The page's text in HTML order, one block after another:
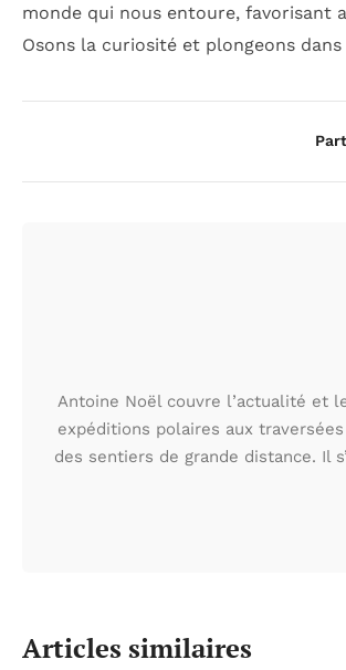
monde qui nous entoure, favorisant
Osons la curiosité et plongeons
Antoine Noël couvre l’actualité et
expéditions polaires aux
des sentiers de grande distance. Il
Articles similaires